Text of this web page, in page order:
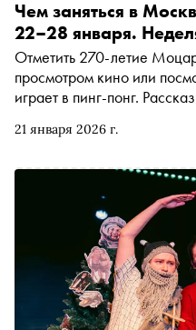
21 января 2026 г.
Чем заняться в
22–28 января.
Отметить 270-летие
просмотром кино или
играет в пинг-понг.